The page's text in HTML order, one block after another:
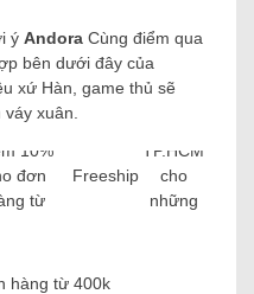
ý Andora Cùng điểm qua
bên dưới đây của
xứ Hàn, game thủ sẽ
váy xuân.
tránh
10%
đơn
từ
Freeship
vận
TP.HCM
cho
những
hàng từ 400k